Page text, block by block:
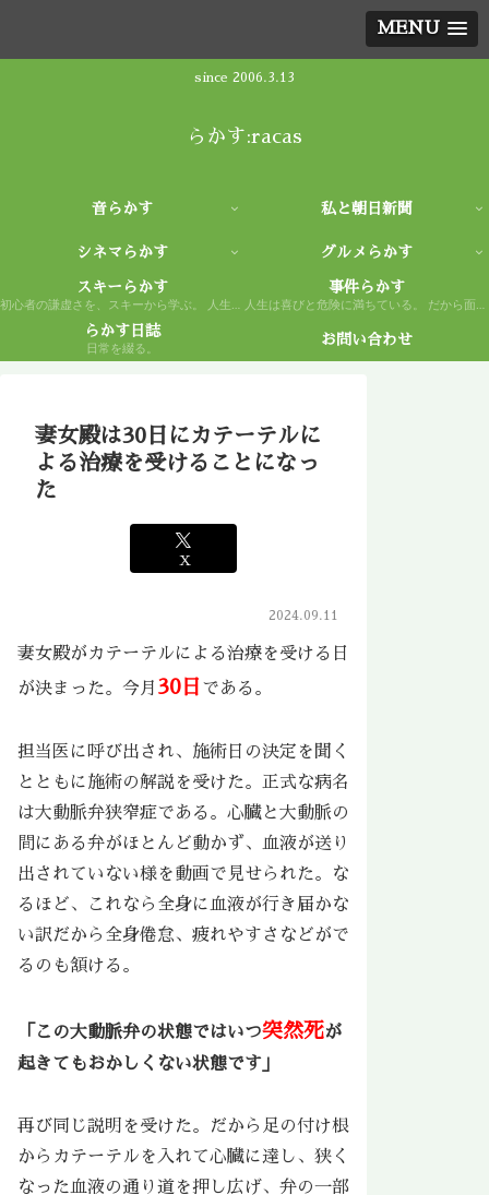
MENU
since 2006.3.13
らかす:racas
音らかす 私と朝日新聞
シネマらかす グルメらかす
スキーらかす
初心者の謙虚さを、スキーから学ぶ。 人生もまた然り。
事件らかす
人生は喜びと危険に満ちている。 だから面白い。
らかす日誌
日常を綴る。
お問い合わせ
妻女殿は30日にカテーテルに
よる治療を受けることになっ
た
X
2024.09.11
妻女殿がカテーテルによる治療を受ける日
が決まった。今月 30日 である。
担当医に呼び出され、施術日の決定を聞く
とともに施術の解説を受けた。正式な病名
は大動脈弁狭窄症である。心臓と大動脈の
間にある弁がほとんど動かず、血液が送り
出されていない様を動画で見せられた。な
るほど、これなら全身に血液が行き届かな
い訳だから全身倦怠、疲れやすさなどがで
るのも頷ける。
「この大動脈弁の状態ではいつ突然死が
起きてもおかしくない状態です」
再び同じ説明を受けた。だから足の付け根
からカテーテルを入れて心臓に達し、狭く
なった血液の通り道を押し広げ、弁の一部